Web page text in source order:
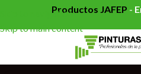
Skip to navigation
Skip to main content
Productos JAFEP -